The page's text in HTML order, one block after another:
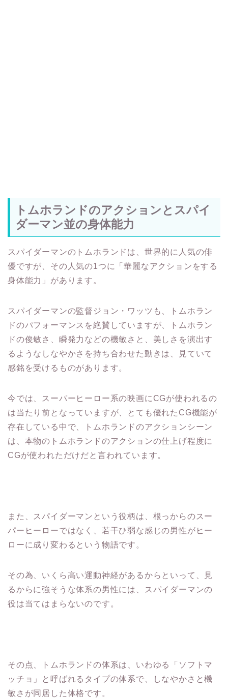
トムホランドのアクションとスパイ
ダーマン並の身体能力
スパイダーマンのトムホランドは、世界的に人気の俳
優ですが、その人気の1つに「華麗なアクションをする
身体能力」があります。
スパイダーマンの監督ジョン・ワッツも、トムホラン
ドのパフォーマンスを絶賛していますが、トムホラン
ドの俊敏さ、瞬発力などの機敏さと、美しさを演出す
るようなしなやかさを持ち合わせた動きは、見ていて
感銘を受けるものがあります。
今では、スーパーヒーロー系の映画にCGが使われるの
は当たり前となっていますが、とても優れたCG機能が
存在している中で、トムホランドのアクションシーン
は、本物のトムホランドのアクションの仕上げ程度に
CGが使われただけだと言われています。
また、スパイダーマンという役柄は、根っからのスー
パーヒーローではなく、若干ひ弱な感じの男性がヒー
ローに成り変わるという物語です。
その為、いくら高い運動神経があるからといって、見
るからに強そうな体系の男性には、スパイダーマンの
役は当てはまらないのです。
その点、トムホランドの体系は、いわゆる「ソフトマ
ッチョ」と呼ばれるタイプの体系で、しなやかさと機
敏さが同居した体格です。